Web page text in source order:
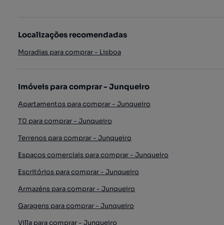
Localizações recomendadas
Moradias para comprar - Lisboa
Imóveis para comprar - Junqueiro
Apartamentos para comprar - Junqueiro
T0 para comprar - Junqueiro
Terrenos para comprar - Junqueiro
Espaços comerciais para comprar - Junqueiro
Escritórios para comprar - Junqueiro
Armazéns para comprar - Junqueiro
Garagens para comprar - Junqueiro
Villa para comprar - Junqueiro